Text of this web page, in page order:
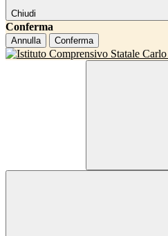
Chiudi
Conferma
Annulla Conferma